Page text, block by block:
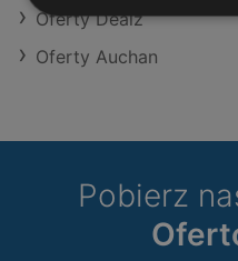
Oferty Dealz
Oferty Auchan
Pobierz